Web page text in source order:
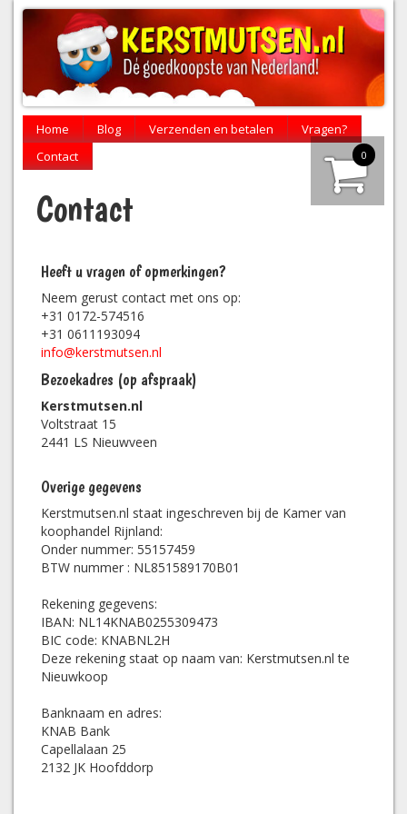
Home Blog Verzenden en betalen
Vragen?
Contact
0
Contact
Heeft u vragen of opmerkingen?
Neem gerust contact met ons op:
+31 0172-574516
+31 0611193094
info@kerstmutsen.nl
Bezoekadres (op afspraak)
Kerstmutsen.nl
Voltstraat 15
2441 LS Nieuwveen
Overige gegevens
Kerstmutsen.nl staat ingeschreven bij de Kamer van
koophandel Rijnland:
Onder nummer: 55157459
BTW nummer : NL851589170B01
Rekening gegevens:
IBAN: NL14KNAB0255309473
BIC code: KNABNL2H
Deze rekening staat op naam van: Kerstmutsen.nl te
Nieuwkoop
Banknaam en adres:
KNAB Bank
Capellalaan 25
2132 JK Hoofddorp